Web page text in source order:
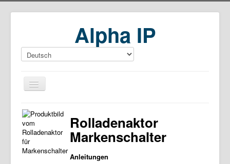
Alpha IP
Home
Download
Rolladenaktor
Markenschalter
Anleitungen